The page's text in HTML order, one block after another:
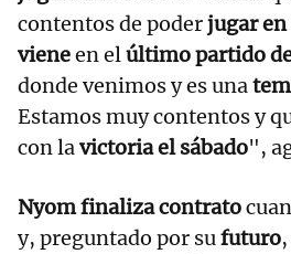
contentos de poderjugar en
vieneen elúltimo partido
donde venimos y es una
Estamos muy contentos y
con lavictoria el sábado",
Nyom finaliza contrato
y, preguntado por sufuturo